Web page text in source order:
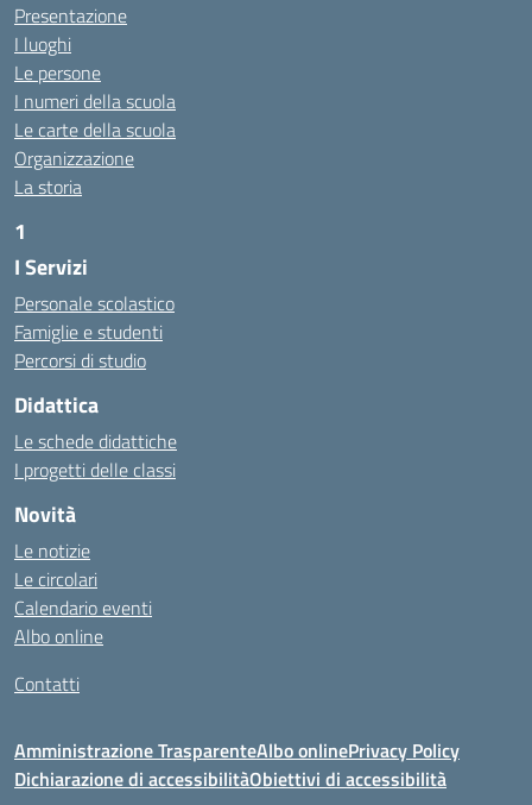
Presentazione
I luoghi
Le persone
I numeri della scuola
Le carte della scuola
Organizzazione
La storia
1
https://alwacomputer.id/contact/
https://blog.heptanalytics.com/flask-plotly-dashboard/
https://cambui.flyworld.com.br/
http://cl.rmuti.net/
https://cbt.mtstisungaiguntung.sch.id/
https://cesarpsicanalista.com/
https://aprici.am/
https://ammax.com.br/contato/
https://jsph.loupiasconference.org/
https://barconsultant.fr/
https://honda-permata.id
https://consumidor.educandoalcampo.org/
https://supremesolar.id/about-us/
https://irgap.unistra.fr/
https://jebma.loupiasconference.org
I Servizi
Personale scolastico
Famiglie e studenti
Percorsi di studio
Didattica
Le schede didattiche
I progetti delle classi
Novità
Le notizie
Le circolari
Calendario eventi
Albo online
Contatti
Amministrazione TrasparenteAlbo onlinePrivacy Policy
Dichiarazione di accessibilitàObiettivi di accessibilità